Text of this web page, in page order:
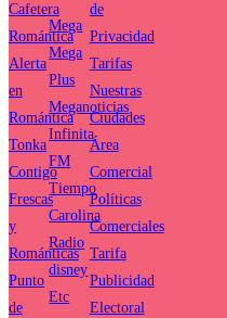
Cafetera
Romántica
Alerta
en
Romántica
Tonka
Contigo
Frescas
y
Románticas
Punto
de
Mega
Mega
Plus
Meganoticias
Infinita
FM
Tiempo
Carolina
Radio
disney
Etc
de
Privacidad
Tarifas
Nuestras
Ciudades
Área
Comercial
Políticas
Comerciales
Tarifa
Publicidad
Electoral